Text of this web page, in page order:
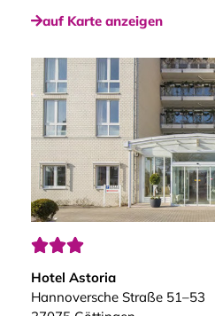
auf Karte anzeigen

Hotel Astoria
Hannoversche Straße 51–53